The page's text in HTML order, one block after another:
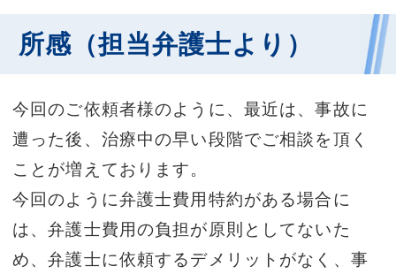
所感（担当弁護士より）
今回のご依頼者様のように、最近は、事故に
遭った後、治療中の早い段階でご相談を頂く
ことが増えております。
今回のように弁護士費用特約がある場合に
は、弁護士費用の負担が原則としてないた
め、弁護士に依頼するデメリットがなく、事